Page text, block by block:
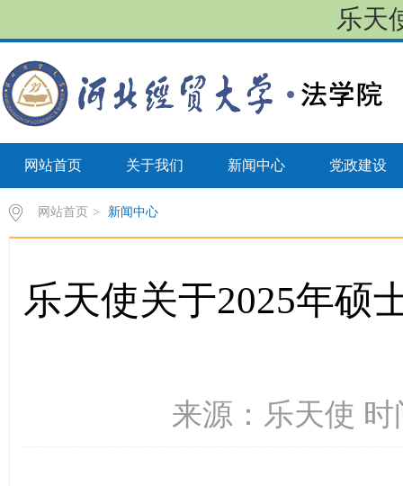
乐天
网站首页 关于我们 新闻中心 党政建设
网站首页 > 新闻中心
乐天使关于2025年硕
来源：乐天使 时